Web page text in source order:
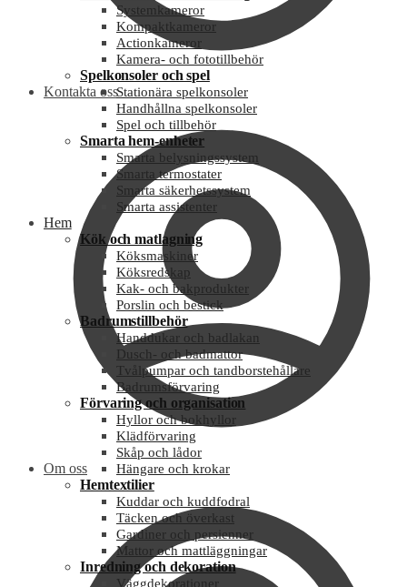
Kontakta oss
Om oss
Systemkameror
Kompaktkameror
Actionkameror
Kamera- och fototillbehör
Spelkonsoler och spel
Stationära spelkonsoler
Handhållna spelkonsoler
Spel och tillbehör
Smarta hem-enheter
Smarta belysningssystem
Smarta termostater
Smarta säkerhetssystem
Smarta assistenter
Hem
Kök och matlagning
Köksmaskiner
Köksredskap
Kak- och bakprodukter
Porslin och bestick
Badrumstillbehör
Handdukar och badlakan
Dusch- och badmattor
Tvålpumpar och tandborstehållare
Badrumsförvaring
Förvaring och organisation
Hyllor och bokhyllor
Klädförvaring
Skåp och lådor
Hängare och krokar
Hemtextilier
Kuddar och kuddfodral
Täcken och överkast
Gardiner och persienner
Mattor och mattläggningar
Inredning och dekoration
Väggdekorationer